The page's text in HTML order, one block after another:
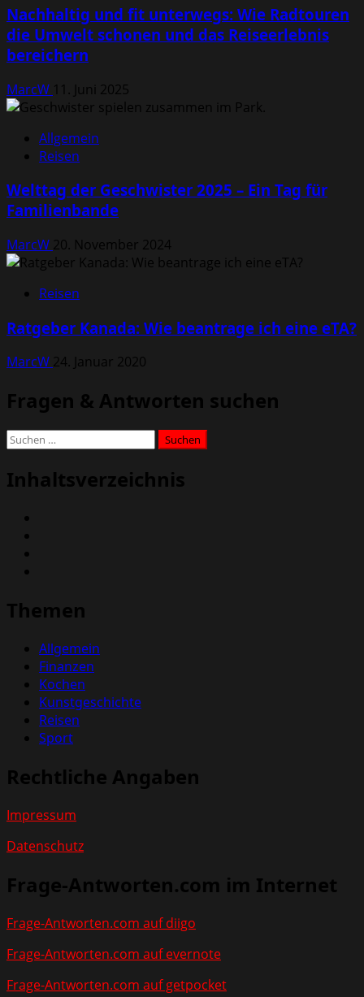
Nachhaltig und fit unterwegs: Wie Radtouren
die Umwelt schonen und das Reiseerlebnis
bereichern
MarcW 11. Juni 2025
Allgemein
Reisen
Welttag der Geschwister 2025 – Ein Tag für
Familienbande
MarcW 20. November 2024
Reisen
Ratgeber Kanada: Wie beantrage ich eine eTA?
MarcW 24. Januar 2020
Fragen & Antworten suchen
Suchen
Inhaltsverzeichnis
Themen
Allgemein
Finanzen
Kochen
Kunstgeschichte
Reisen
Sport
Rechtliche Angaben
Impressum
Datenschutz
Frage-Antworten.com im Internet
Frage-Antworten.com auf diigo
Frage-Antworten.com auf evernote
Frage-Antworten.com auf getpocket